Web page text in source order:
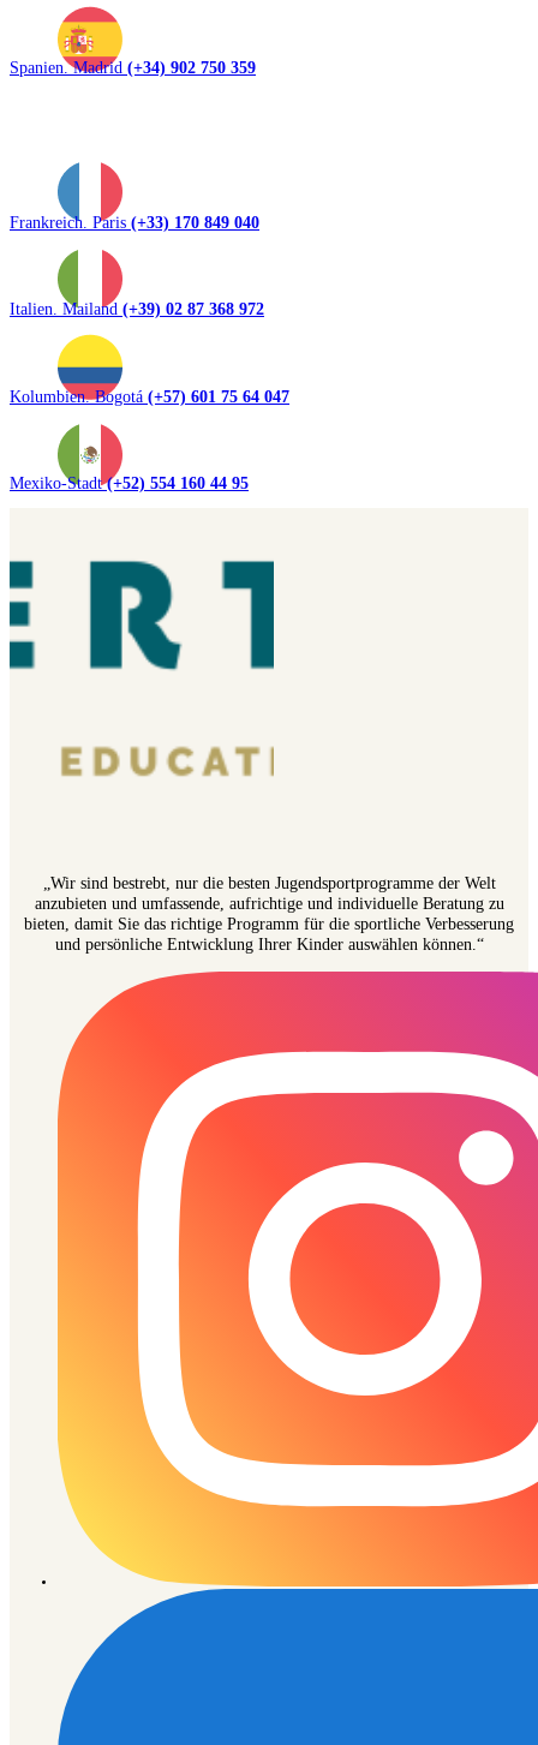
Spanien. Madrid (+34) 902 750 359
Frankreich. Paris (+33) 170 849 040
Italien. Mailand (+39) 02 87 368 972
Kolumbien. Bogotá (+57) 601 75 64 047
Mexiko-Stadt(+52) 554 160 44 95
„Wir sind bestrebt, nur die besten Jugendsportprogramme der Welt
anzubieten und umfassende, aufrichtige und individuelle Beratung zu
bieten, damit Sie das richtige Programm für die sportliche Verbesserung
und persönliche Entwicklung Ihrer Kinder auswählen können.“